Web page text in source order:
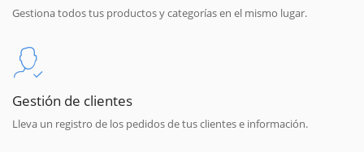
Gestiona todos tus productos y categorías en el mismo lugar.
Gestión de clientes
Lleva un registro de los pedidos de tus clientes e información.